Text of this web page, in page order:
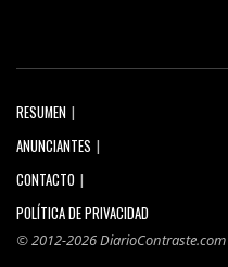
RESUMEN
ANUNCIANTES
CONTACTO
POLÍTICA DE PRIVACIDAD
© 2012-2026 DiarioContraste.com